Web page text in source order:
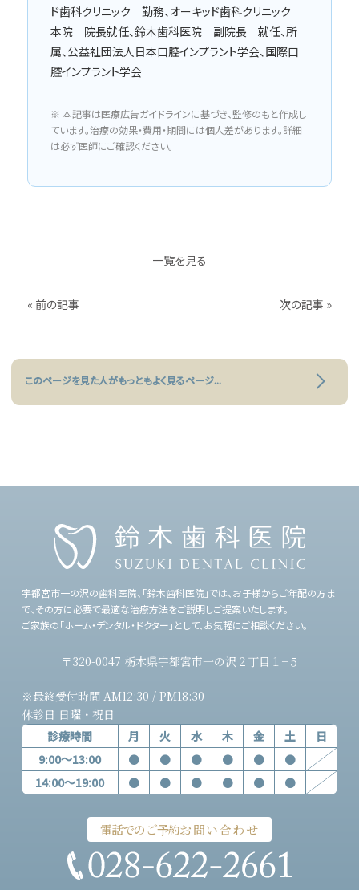
ド歯科クリニック 勤務、オーキッド歯科クリニック
本院 院長就任、鈴木歯科医院 副院長 就任、所
属、公益社団法人日本口腔インプラント学会、国際口
腔インプラント学会
※ 本記事は医療広告ガイドラインに基づき、監修のもと作成し
ています。治療の効果・費用・期間には個人差があります。詳細
は必ず医師にご確認ください。
一覧を見る
« 前の記事 次の記事 »
このページを見た人がもっともよく見るページ...
宇都宮市一の沢の歯科医院、「鈴木歯科医院」では、 お子様からご年配の方ま
で、その方に必要で最適な治療方法をご説明しご提案いたします。
ご家族の「ホーム・デンタル・ドクター」として、お気軽にご相談ください。
〒320-0047 栃木県宇都宮市一の沢２丁目１−５
※最終受付時間 AM12:30 / PM18:30
休診日 日曜・祝日
診療時間
月 火 水 木 金 土
日
9:00～13:00
● ● ● ● ●
●
14:00～19:00
● ● ● ● ● ●
電話でのご予約お問い合わせ